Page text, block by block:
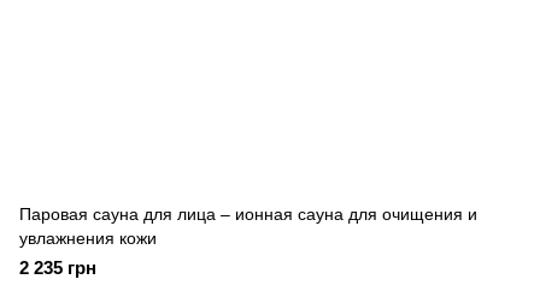
Паровая сауна для лица – ионная сауна для очищения и
увлажнения кожи
2 235 грн